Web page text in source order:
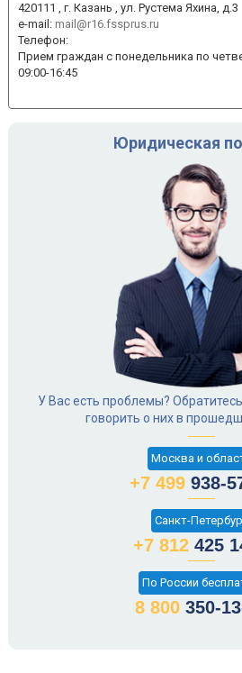
420111 , г. Казань , ул. Рустема Яхина, д.3
e-mail:mail@r16.fssprus.ru
Телефон:
Прием граждан с понедельника по
09:00-16:45
Юридическая
У Вас есть проблемы?
говорить о них в
Москва и
+7 499 938-
Санкт-
+7 812 425
По России
8 800 350-